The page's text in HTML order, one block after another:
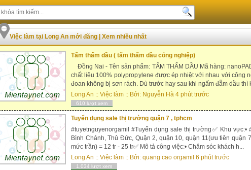
Việc làm tại Long An mới đăng Xem nhiều nhất
Tấm thấm dầu ( tấm thấm dầu công nghiệp)
Đồng Nai - Tên sản phẩm: TẤM THẤM DẦU Mã hàng:
chất liệu 100% polypropylene được ép nhiệt với nhau với công
đoan không bị sơn rách. Dù trước hay sau khi ngấm đẫm dầu thì
Long An :: Việc làm :: Bởi: Nguyễn Hà 4 phút trước
610 lượt xem
Tuyển dụng sale thị trường quận 7 , tphcm
#tuyetnguyenorgamil #Tuyển dụng sale thị trường✅ Khu
Bình Chánh, Thủ Đức, Quận 2, quận 10, quận 11(ưu tiên
mức trần) = 12 tr - 25 tr✅ Mô tả công việc:• Chăm sóc khách h...
Long An :: Việc làm :: Bởi: quang cao orgamil 6 phút trước
1,034 lượt xem